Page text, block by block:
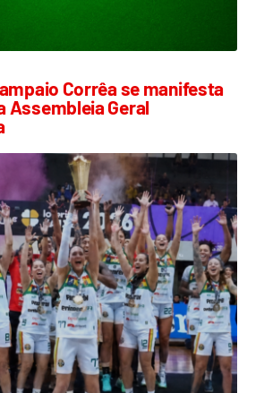
Corrêa se manifesta
Assembleia Geral